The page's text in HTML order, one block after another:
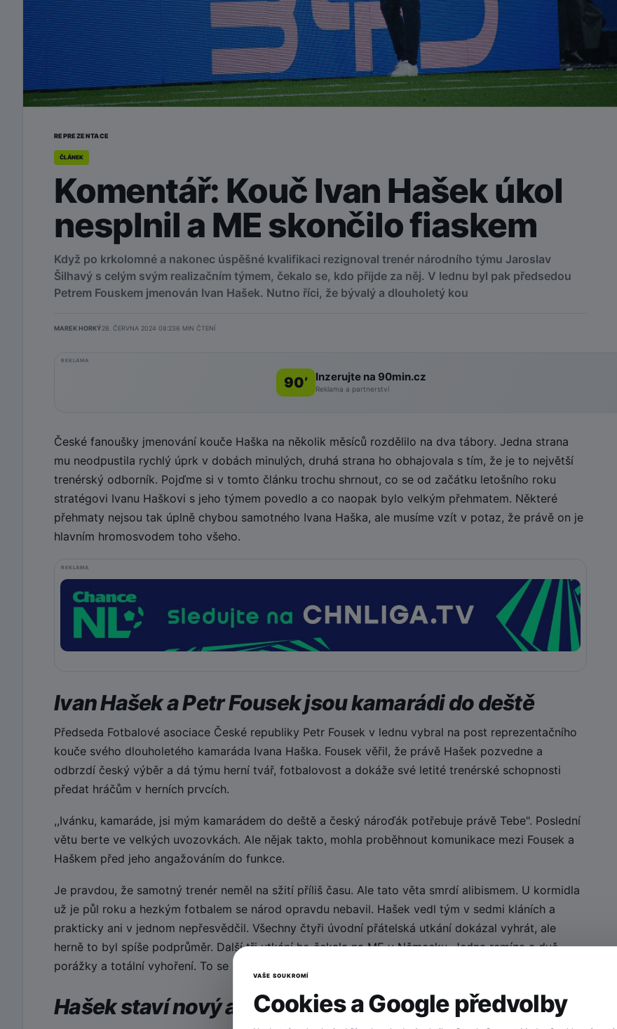
REPREZENTACE
ČLÁNEK
Komentář: Kouč Ivan Hašek úkol
nesplnil a ME skončilo fiaskem
Když po krkolomné a nakonec úspěšné kvalifikaci rezignoval trenér národního týmu Jaroslav
Šilhavý s celým svým realizačním týmem, čekalo se, kdo přijde za něj. V lednu byl pak předsedou
Petrem Fouskem jmenován Ivan Hašek. Nutno říci, že bývalý a dlouholetý kou
MAREK HORKÝ28. ČERVNA 2024 08:236 MIN ČTENÍ
REKLAMA
90’ Inzerujte na 90min.cz
Reklama a partnerství
České fanoušky jmenování kouče Haška na několik měsíců rozdělilo na dva tábory. Jedna strana
mu neodpustila rychlý úprk v dobách minulých, druhá strana ho obhajovala s tím, že je to největší
trenérský odborník. Pojďme si v tomto článku trochu shrnout, co se od začátku letošního roku
stratégovi Ivanu Haškovi s jeho týmem povedlo a co naopak bylo velkým přehmatem. Některé
přehmaty nejsou tak úplně chybou samotného Ivana Haška, ale musíme vzít v potaz, že právě on je
hlavním hromosvodem toho všeho.
REKLAMA
Ivan Hašek a Petr Fousek jsou kamarádi do deště
Předseda Fotbalové asociace České republiky Petr Fousek v lednu vybral na post reprezentačního
kouče svého dlouholetého kamaráda Ivana Haška. Fousek věřil, že právě Hašek pozvedne a
odbrzdí český výběr a dá týmu herní tvář, fotbalovost a dokáže své letité trenérské schopnosti
předat hráčům v herních prvcích.
,,Ivánku, kamaráde, jsi mým kamarádem do deště a český nároďák potřebuje právě Tebe". Poslední
větu berte ve velkých uvozovkách. Ale nějak takto, mohla proběhnout komunikace mezi Fousek a
Haškem před jeho angažováním do funkce.
Je pravdou, že samotný trenér neměl na sžití příliš času. Ale tato věta smrdí alibismem. U kormidla
už je půl roku a hezkým fotbalem se národ opravdu nebavil. Hašek vedl tým v sedmi kláních a
prakticky ani v jednom nepřesvědčil. Všechny čtyři úvodní přátelská utkání dokázal vyhrát, ale
herně to byl spíše podprůměr. Další tři utkání ho čekala na ME v Německu. Jedna remíza a dvě
porážky a totální vyhoření. To se opravdu nepovedlo, trenére!
Hašek staví nový a mladý tým
VAŠE SOUKROMÍ
Cookies a Google předvolby